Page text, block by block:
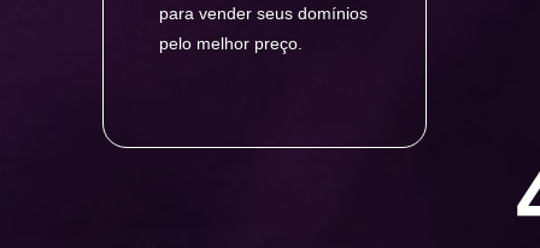
para vender seus domínios
pelo melhor preço.